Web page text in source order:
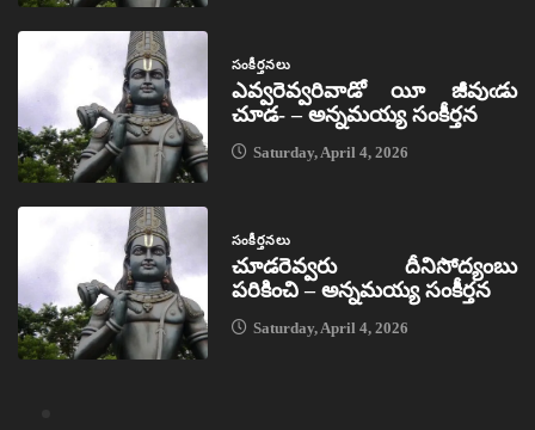
సంకీర్తనలు
ఎవ్వరెవ్వరివాడో యీ జీవుఁడు
చూడ- – అన్నమయ్య సంకీర్తన
Saturday, April 4, 2026
సంకీర్తనలు
చూడరెవ్వరు దీనిసోద్యంబు
పరికించి – అన్నమయ్య సంకీర్తన
Saturday, April 4, 2026